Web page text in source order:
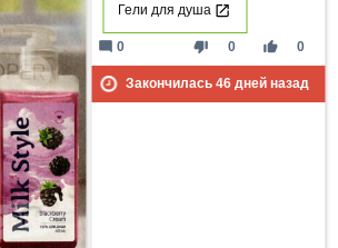
Гели для душа
thumb_down 0 thumb_up 0
mode_comment 0
Закончилась 46дней назад